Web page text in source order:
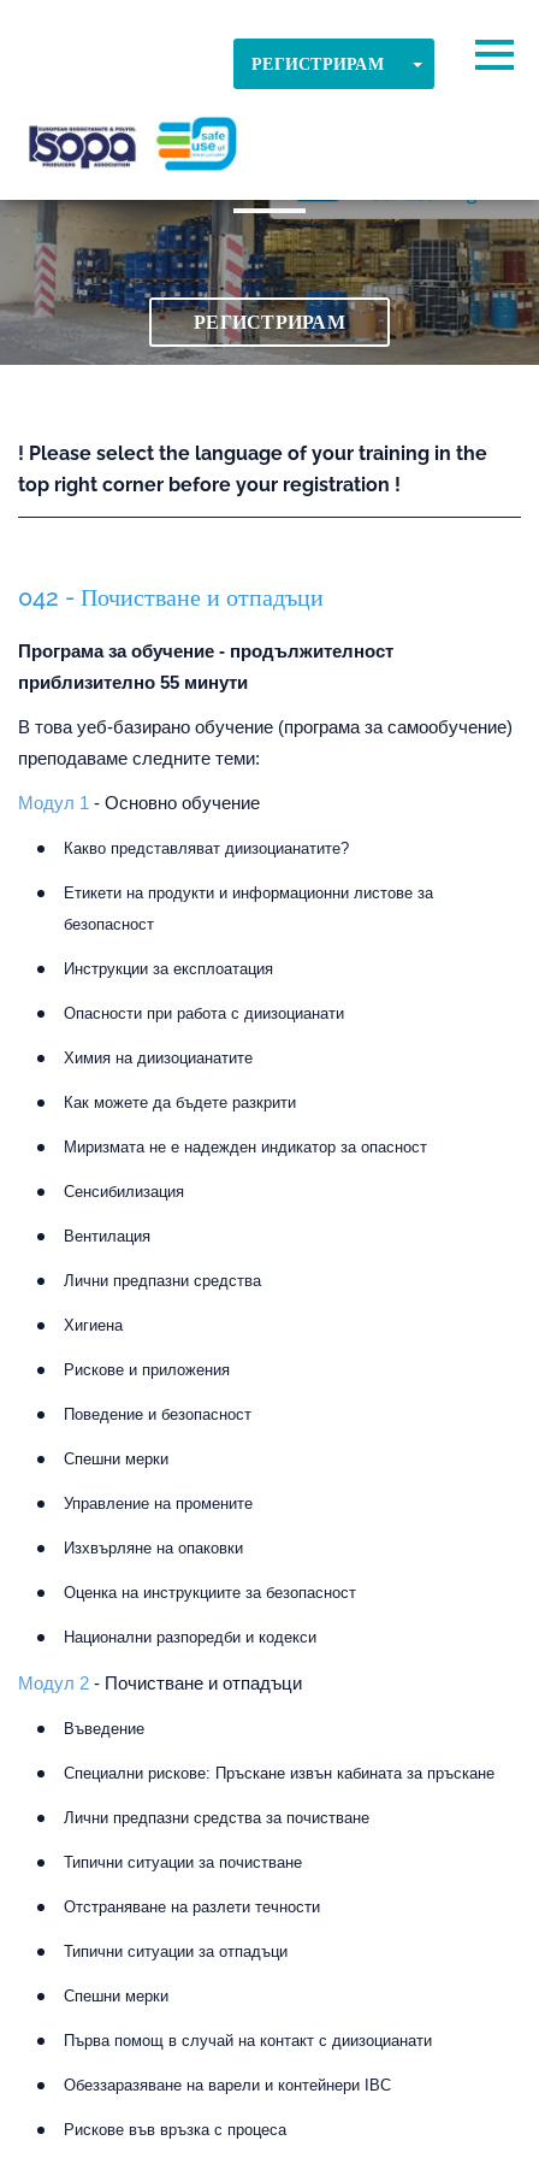
РЕГИСТРИРАМ TOGGLE
ISOPA-AISBL
042 Почистване и отпадъци
РЕГИСТРИРАМ
! Please select the language of your training in the
top right corner before your registration !
042 - Почистване и отпадъци
Програма за обучение - продължителност
приблизително 55 минути
В това уеб-базирано обучение (програма за самообучение)
преподаваме следните теми:
Модул 1 - Основно обучение
Какво представляват диизоцианатите?
Етикети на продукти и информационни листове за
безопасност
Инструкции за експлоатация
Опасности при работа с диизоцианати
Химия на диизоцианатите
Как можете да бъдете разкрити
Миризмата не е надежден индикатор за опасност
Сенсибилизация
Вентилация
Лични предпазни средства
Хигиена
Рискове и приложения
Поведение и безопасност
Спешни мерки
Управление на промените
Изхвърляне на опаковки
Оценка на инструкциите за безопасност
Национални разпоредби и кодекси
Модул 2 - Почистване и отпадъци
Въведение
Специални рискове: Пръскане извън кабината за пръскане
Лични предпазни средства за почистване
Типични ситуации за почистване
Отстраняване на разлети течности
Типични ситуации за отпадъци
Спешни мерки
Първа помощ в случай на контакт с диизоцианати
Обеззаразяване на варели и контейнери IBC
Рискове във връзка с процеса